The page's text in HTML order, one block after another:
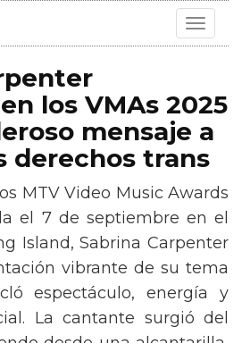
Toggle
los VMAs 2025
mensaje a
derechos trans
MTV Video Music Awards
el 7 de septiembre en el
Island, Sabrina Carpenter
vibrante de su tema
espectáculo, energía y
La cantante surgió del